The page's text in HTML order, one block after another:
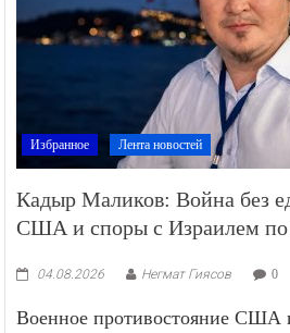
Избранное Лента новостей
Кадыр Маликов: Война без
США и споры с Израилем
04.08.2026 Негмат Гиясов 0
Военное противостояние США